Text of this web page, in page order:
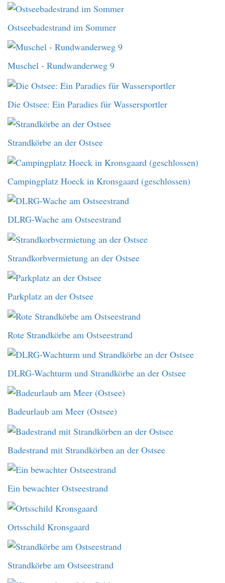
Ostseebadestrand im Sommer
Muschel - Rundwanderweg 9
Die Ostsee: Ein Paradies für Wassersportler
Strandkörbe an der Ostsee
Campingplatz Hoeck in Kronsgaard (geschlossen)
DLRG-Wache am Ostseestrand
Strandkorbvermietung an der Ostsee
Parkplatz an der Ostsee
Rote Strandkörbe am Ostseestrand
DLRG-Wachturm und Strandkörbe an der Ostsee
Badeurlaub am Meer (Ostsee)
Badestrand mit Strandkörben an der Ostsee
Ein bewachter Ostseestrand
Ortsschild Kronsgaard
Strandkörbe am Ostseestrand